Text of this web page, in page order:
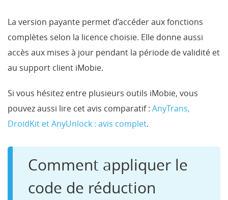
La version payante permet d’accéder aux fonctions
complètes selon la licence choisie. Elle donne aussi
accès aux mises à jour pendant la période de validité et
au support client iMobie.
Si vous hésitez entre plusieurs outils iMobie, vous
pouvez aussi lire cet avis comparatif : AnyTrans,
DroidKit et AnyUnlock : avis complet.
Comment appliquer le
code de réduction